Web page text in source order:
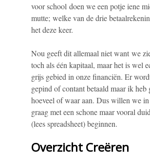
voor school doen we een potje iene
mutte; welke van de drie
het deze keer.
Nou geeft dit allemaal niet want we
toch als één kapitaal, maar het is wel
grijs gebied in onze financiën. Er
gepind of contant betaald maar ik heb
hoeveel of waar aan. Dus willen we
graag met een schone maar vooral
(lees spreadsheet) beginnen.
Overzicht Creëren